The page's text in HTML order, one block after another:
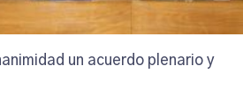
un acuerdo plenario y